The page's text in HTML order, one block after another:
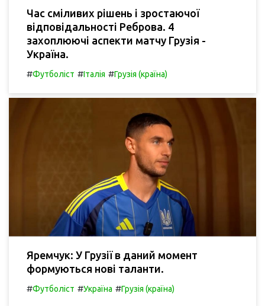
Час сміливих рішень і зростаючої
відповідальності Реброва. 4
захоплюючі аспекти матчу Грузія -
Україна.
#Футболіст #Італія #Грузія (країна)
Яремчук: У Грузії в даний момент
формуються нові таланти.
#Футболіст #Україна #Грузія (країна)